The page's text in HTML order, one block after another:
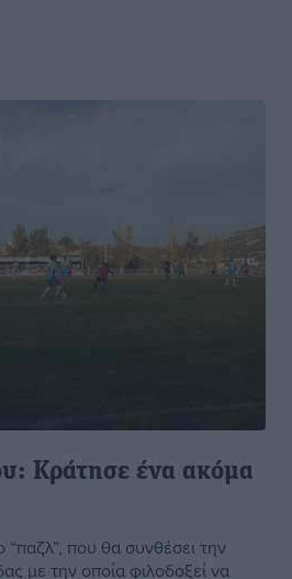
Κράτησε ένα ακόμα
που θα συνθέσει την
με την οποία φιλοδοξεί να